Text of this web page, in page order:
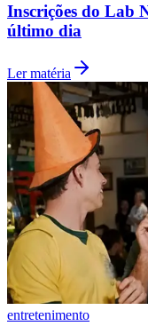
Inscrições do Lab
último dia
Ler matéria
entretenimento